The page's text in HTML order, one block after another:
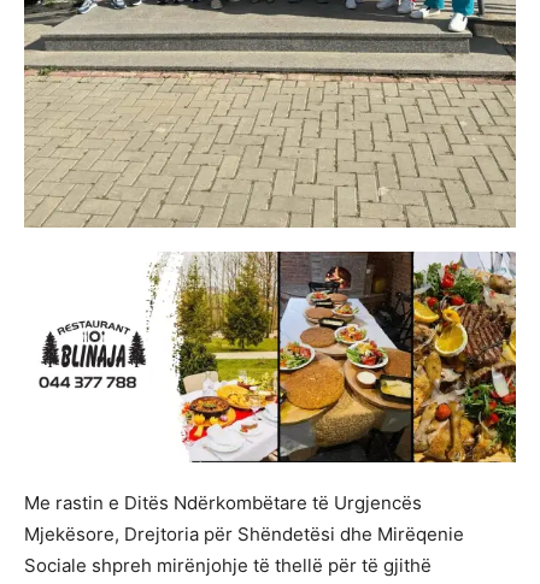
Me rastin e Ditës Ndërkombëtare të Urgjencës
Mjekësore, Drejtoria për Shëndetësi dhe Mirëqenie
Sociale shpreh mirënjohje të thellë për të gjithë